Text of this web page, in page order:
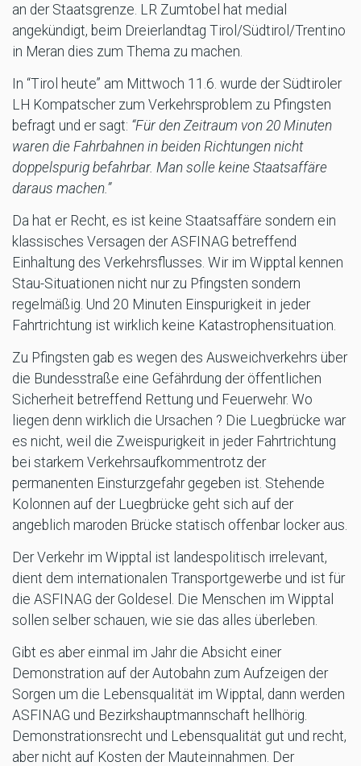
an der Staatsgrenze. LR Zumtobel hat medial
angekündigt, beim Dreierlandtag Tirol/Südtirol/Trentino
in Meran dies zum Thema zu machen.
In “Tirol heute” am Mittwoch 11.6. wurde der Südtiroler
LH Kompatscher zum Verkehrsproblem zu Pfingsten
befragt und er sagt: “Für den Zeitraum von 20 Minuten
waren die Fahrbahnen in beiden Richtungen nicht
doppelspurig befahrbar. Man solle keine Staatsaffäre
daraus machen.”
Da hat er Recht, es ist keine Staatsaffäre sondern ein
klassisches Versagen der ASFINAG betreffend
Einhaltung des Verkehrsflusses. Wir im Wipptal kennen
Stau-Situationen nicht nur zu Pfingsten sondern
regelmäßig. Und 20 Minuten Einspurigkeit in jeder
Fahrtrichtung ist wirklich keine Katastrophensituation.
Zu Pfingsten gab es wegen des Ausweichverkehrs über
die Bundesstraße eine Gefährdung der öffentlichen
Sicherheit betreffend Rettung und Feuerwehr. Wo
liegen denn wirklich die Ursachen ? Die Luegbrücke war
es nicht, weil die Zweispurigkeit in jeder Fahrtrichtung
bei starkem Verkehrsaufkommentrotz der
permanenten Einsturzgefahr gegeben ist. Stehende
Kolonnen auf der Luegbrücke geht sich auf der
angeblich maroden Brücke statisch offenbar locker aus.
Der Verkehr im Wipptal ist landespolitisch irrelevant,
dient dem internationalen Transportgewerbe und ist für
die ASFINAG der Goldesel. Die Menschen im Wipptal
sollen selber schauen, wie sie das alles überleben.
Gibt es aber einmal im Jahr die Absicht einer
Demonstration auf der Autobahn zum Aufzeigen der
Sorgen um die Lebensqualität im Wipptal, dann werden
ASFINAG und Bezirkshauptmannschaft hellhörig.
Demonstrationsrecht und Lebensqualität gut und recht,
aber nicht auf Kosten der Mauteinnahmen. Der